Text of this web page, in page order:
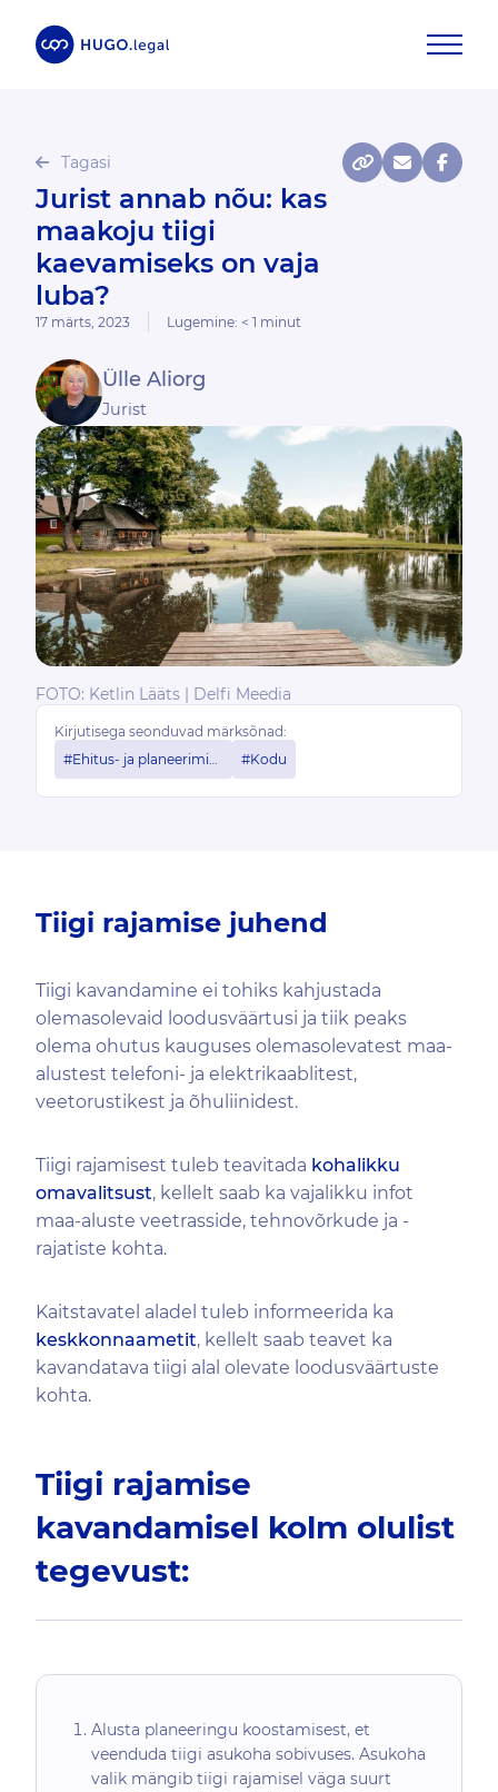
Tagasi
Jurist annab nõu: kas
maakoju tiigi
kaevamiseks on vaja
luba?
17 märts, 2023 Lugemine: < 1 minut
Ülle Aliorg
Jurist
FOTO: Ketlin Lääts | Delfi Meedia
Kirjutisega seonduvad märksõnad:
#Ehitus- ja planeerimisõigus
#Kodu
Tiigi rajamise juhend
Tiigi kavandamine ei tohiks kahjustada
olemasolevaid loodusväärtusi ja tiik peaks
olema ohutus kauguses olemasolevatest maa-
alustest telefoni- ja elektrikaablitest,
veetorustikest ja õhuliinidest.
Tiigi rajamisest tuleb teavitada kohalikku
omavalitsust, kellelt saab ka vajalikku infot
maa-aluste veetrasside, tehnovõrkude ja -
rajatiste kohta.
Kaitstavatel aladel tuleb informeerida ka
keskkonnaametit, kellelt saab teavet ka
kavandatava tiigi alal olevate loodusväärtuste
kohta.
Tiigi rajamise
kavandamisel kolm olulist
tegevust:
Alusta planeeringu koostamisest, et
veenduda tiigi asukoha sobivuses. Asukoha
valik mängib tiigi rajamisel väga suurt